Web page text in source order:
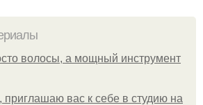
волосы, а мощный инструмент
приглашаю вас к себе в студию на